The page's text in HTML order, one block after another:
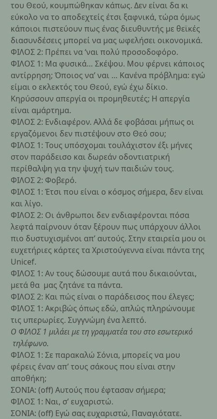
του Θεού, κουμπώθηκαν κάπως. Δεν είναι δα κι
εύκολο να το αποδεχτείς έτσι ξαφνικά, τώρα όμως
κάποιοι πιστεύουν πως ένας διευθυντής με θεϊκές
διασυνδέσεις μπορεί να μας ωφελήσει οικονομικά.
ΦΙΛΟΣ 2: Πρέπει να ‘ναι πολύ προσοδοφόρο.
ΦΙΛΟΣ 1: Μα φυσικά… Σκέψου. Μου φέρνει κάποιος
αντίρρηση; Όποιος να’ ναι … Κανένα πρόβλημα: εγώ
είμαι ο εκλεκτός του Θεού, εγώ έχω δίκιο.
Κηρύσσουν απεργία οι προμηθευτές; Η απεργία
είναι αμάρτημα.
ΦΙΛΟΣ 2: Ενδιαφέρον. Αλλά δε φοβάσαι μήπως οι
εργαζόμενοι δεν πιστέψουν στο Θεό σου;
ΦΙΛΟΣ 1: Τους υπόσχομαι τουλάχιστον έξι μήνες
στον παράδεισο και δωρεάν οδοντιατρική
περίθαλψη για την ψυχή των παιδιών τους.
ΦΙΛΟΣ 2: Φοβερό.
ΦΙΛΟΣ 1: Έτσι που είναι ο κόσμος σήμερα, δεν είναι
και λίγο.
ΦΙΛΟΣ 2: Οι άνθρωποι δεν ενδιαφέρονται πόσα
λεφτά παίρνουν όταν ξέρουν πως υπάρχουν άλλοι
πιο δυστυχισμένοι απ’ αυτούς. Στην εταιρεία μου οι
ευχετήριες κάρτες τα Χριστούγεννα είναι πάντα της
Unicef.
ΦΙΛΟΣ 1: Αν τους δώσουμε αυτά που δικαιούνται,
μετά θα μας ζητάνε τα πάντα.
ΦΙΛΟΣ 2: Και πώς είναι ο παράδεισος που έλεγες;
ΦΙΛΟΣ 1: Ακριβώς όπως εδώ, απλώς πληρώνουμε
τις υπερωρίες. Συγγνώμη ένα λεπτό.
Ο ΦΙΛΟΣ 1 μιλάει με τη γραμματέα του στο εσωτερικό
τηλέφωνο.
ΦΙΛΟΣ 1: Σε παρακαλώ Σόνια, μπορείς να μου
φέρεις έναν απ’ τους σάκους που είναι στην
αποθήκη;
ΣΟΝΙΑ: (off) Αυτούς που έφτασαν σήμερα;
ΦΙΛΟΣ 1: Ναι, σ’ ευχαριστώ.
ΣΟΝΙΑ: (off) Εγώ σας ευχαριστώ, Παναγιότατε.